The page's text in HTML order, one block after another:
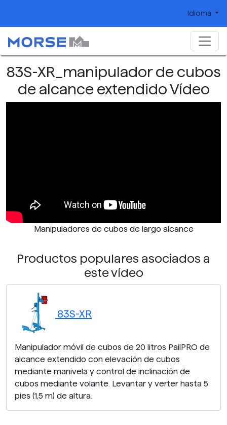
Idioma
83S-XR_manipulador de cubos
de alcance extendido Vídeo
Manipuladores de cubos de largo alcance
Productos populares asociados a
este vídeo
83S-XR
Manipulador móvil de cubos de 20 litros PailPRO de
alcance extendido con elevación de cubos
mediante manivela y control de inclinación de
cubos mediante volante. Levantar y verter hasta 5
pies (1,5 m) de altura.